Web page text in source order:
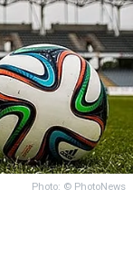
Photo: © PhotoNews